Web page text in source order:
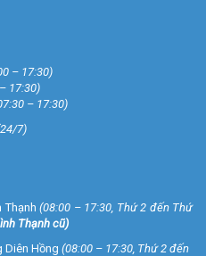
– 17:30)
17:30)
– 17:30)
7)
Thạnh (08:00 – 17:30, Thứ 2 đến Thứ
Thạnh cũ)
Diên Hồng (08:00 – 17:30, Thứ 2 đến